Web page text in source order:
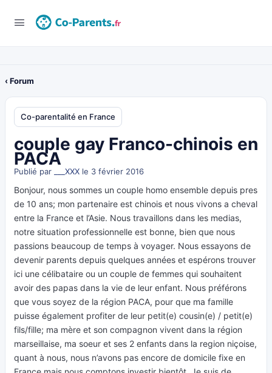
‹ Forum
Co-parentalité en France
couple gay Franco-chinois en
PACA
Publié par ___XXX le 3 février 2016
Bonjour, nous sommes un couple homo ensemble depuis pres
de 10 ans; mon partenaire est chinois et nous vivons a cheval
entre la France et l’Asie. Nous travaillons dans les medias,
notre situation professionnelle est bonne, bien que nous
passions beaucoup de temps à voyager. Nous essayons de
devenir parents depuis quelques années et espérons trouver
ici une célibataire ou un couple de femmes qui souhaitent
avoir des papas dans la vie de leur enfant. Nous préférons
que vous soyez de la région PACA, pour que ma famille
puisse également profiter de leur petit(e) cousin(e) / petit(e)
fils/fille; ma mère et son compagnon vivent dans la région
marseillaise, ma soeur et ses 2 enfants dans la region niçoise,
quant à nous, nous n’avons pas encore de domicile fixe en